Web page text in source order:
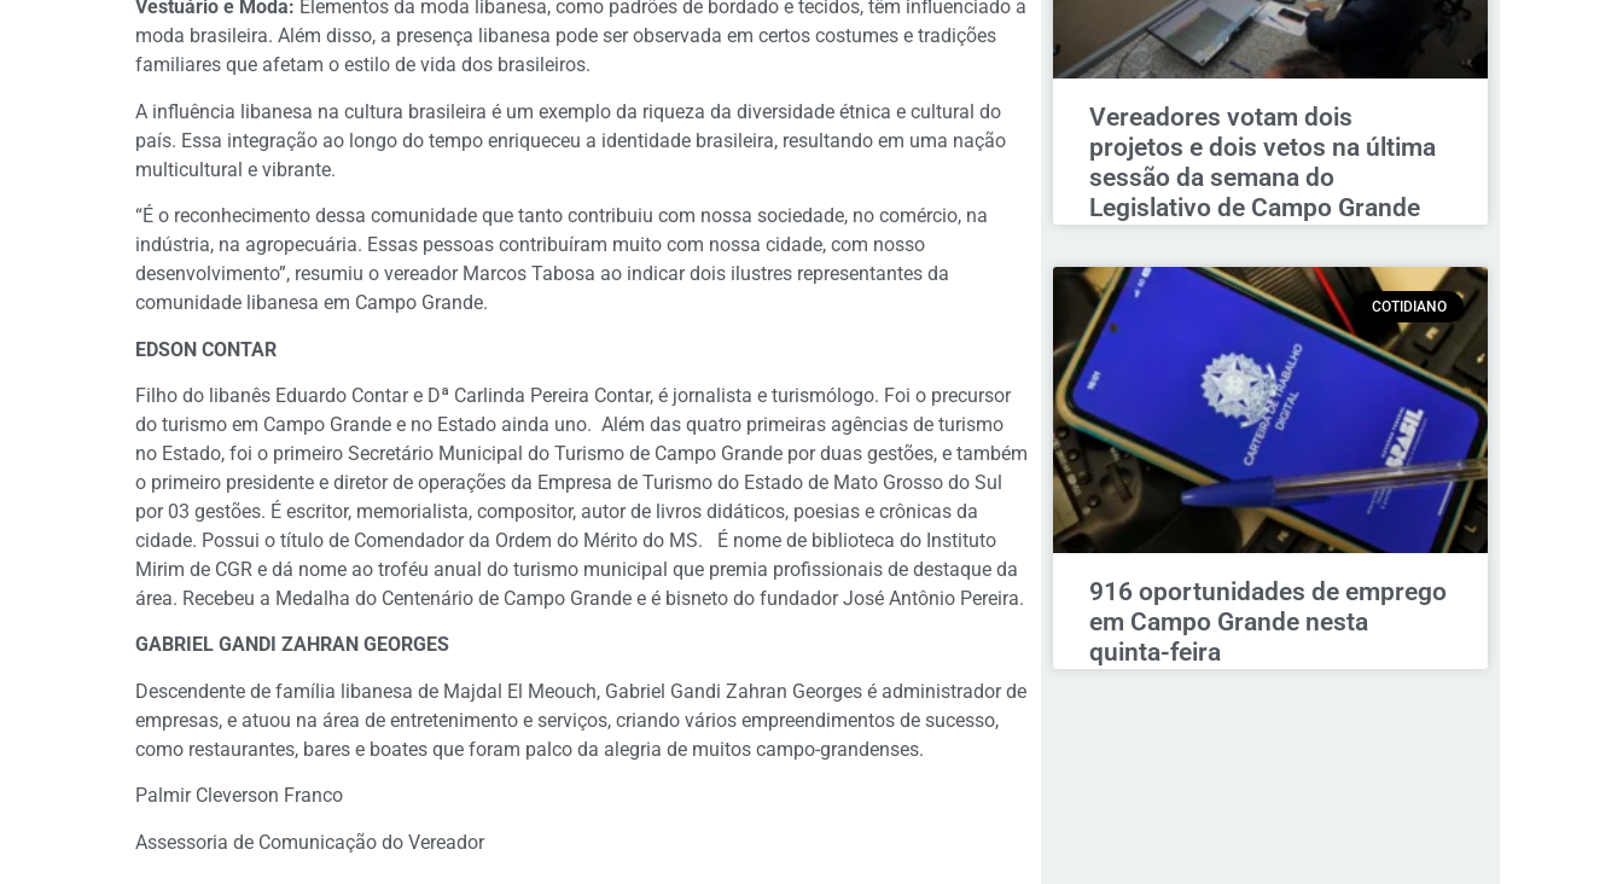
Vestuário e Moda: Elementos da moda libanesa, como padrões de bordado e tecidos, têm influenciado a
moda brasileira. Além disso, a presença libanesa pode ser observada em certos costumes e tradições
familiares que afetam o estilo de vida dos brasileiros.
A influência libanesa na cultura brasileira é um exemplo da riqueza da diversidade étnica e cultural do
país. Essa integração ao longo do tempo enriqueceu a identidade brasileira, resultando em uma nação
multicultural e vibrante.
“É o reconhecimento dessa comunidade que tanto contribuiu com nossa sociedade, no comércio, na
indústria, na agropecuária. Essas pessoas contribuíram muito com nossa cidade, com nosso
desenvolvimento”, resumiu o vereador Marcos Tabosa ao indicar dois ilustres representantes da
comunidade libanesa em Campo Grande.
EDSON CONTAR
Filho do libanês Eduardo Contar e Dª Carlinda Pereira Contar, é jornalista e turismólogo. Foi o precursor
do turismo em Campo Grande e no Estado ainda uno. Além das quatro primeiras agências de turismo
no Estado, foi o primeiro Secretário Municipal do Turismo de Campo Grande por duas gestões, e também
o primeiro presidente e diretor de operações da Empresa de Turismo do Estado de Mato Grosso do Sul
por 03 gestões. É escritor, memorialista, compositor, autor de livros didáticos, poesias e crônicas da
cidade. Possui o título de Comendador da Ordem do Mérito do MS. É nome de biblioteca do Instituto
Mirim de CGR e dá nome ao troféu anual do turismo municipal que premia profissionais de destaque da
área. Recebeu a Medalha do Centenário de Campo Grande e é bisneto do fundador José Antônio Pereira.
GABRIEL GANDI ZAHRAN GEORGES
Descendente de família libanesa de Majdal El Meouch, Gabriel Gandi Zahran Georges é administrador de
empresas, e atuou na área de entretenimento e serviços, criando vários empreendimentos de sucesso,
como restaurantes, bares e boates que foram palco da alegria de muitos campo-grandenses.
Palmir Cleverson Franco
Assessoria de Comunicação do Vereador
Vereadores votam dois
projetos e dois vetos na última
sessão da semana do
Legislativo de Campo Grande
COTIDIANO
916 oportunidades de emprego
em Campo Grande nesta
quinta-feira